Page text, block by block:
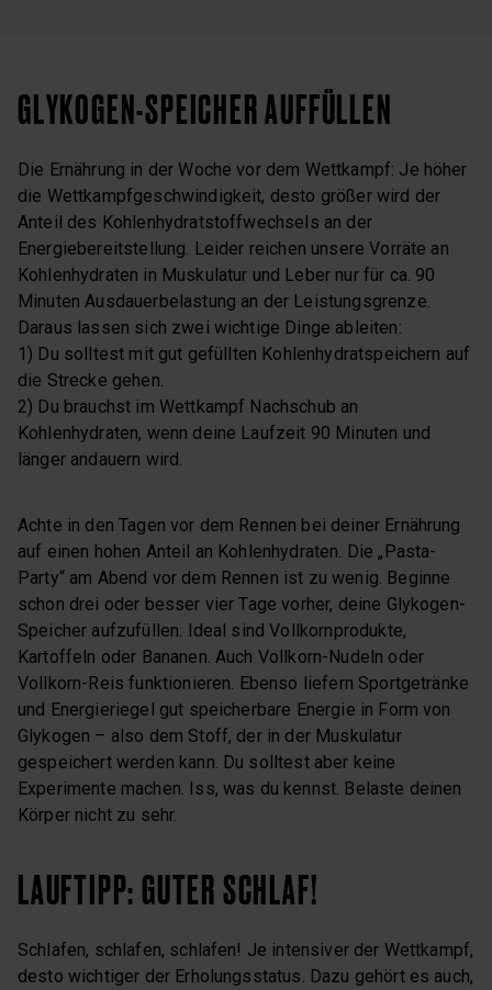
GLYKOGEN-SPEICHER AUFFÜLLEN
Die Ernährung in der Woche vor dem Wettkampf: Je höher
die Wettkampfgeschwindigkeit, desto größer wird der
Anteil des Kohlenhydratstoffwechsels an der
Energiebereitstellung. Leider reichen unsere Vorräte an
Kohlenhydraten in Muskulatur und Leber nur für ca. 90
Minuten Ausdauerbelastung an der Leistungsgrenze.
Daraus lassen sich zwei wichtige Dinge ableiten:
1) Du solltest mit gut gefüllten Kohlenhydratspeichern auf
die Strecke gehen.
2) Du brauchst im Wettkampf Nachschub an
Kohlenhydraten, wenn deine Laufzeit 90 Minuten und
länger andauern wird.
Achte in den Tagen vor dem Rennen bei deiner Ernährung
auf einen hohen Anteil an Kohlenhydraten. Die „Pasta-
Party“ am Abend vor dem Rennen ist zu wenig. Beginne
schon drei oder besser vier Tage vorher, deine Glykogen-
Speicher aufzufüllen. Ideal sind Vollkornprodukte,
Kartoffeln oder Bananen. Auch Vollkorn-Nudeln oder
Vollkorn-Reis funktionieren. Ebenso liefern Sportgetränke
und Energieriegel gut speicherbare Energie in Form von
Glykogen – also dem Stoff, der in der Muskulatur
gespeichert werden kann. Du solltest aber keine
Experimente machen. Iss, was du kennst. Belaste deinen
Körper nicht zu sehr.
LAUFTIPP: GUTER SCHLAF!
Schlafen, schlafen, schlafen! Je intensiver der Wettkampf,
desto wichtiger der Erholungsstatus. Dazu gehört es auch,